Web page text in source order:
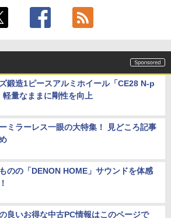
鍛造1ピースアルミホイール「CE28 N-p
軽量なままに剛性を向上
ミラーレス一眼の大特集！ 見どころ記事
のの「DENON HOME」サウンドを体感
良いお得な中古PC情報はこのページで